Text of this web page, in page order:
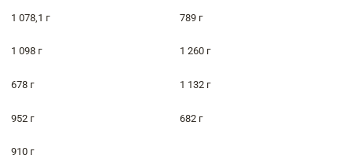
1 078,1 г 789 г
1 098 г 1 260 г
678 г 1 132 г
952 г 682 г
910 г